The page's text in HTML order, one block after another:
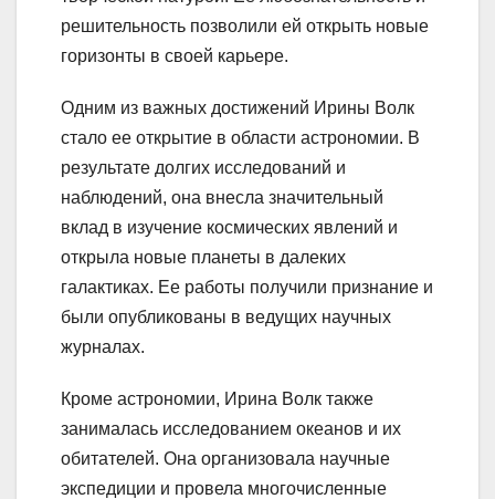
решительность позволили ей открыть новые
горизонты в своей карьере.
Одним из важных достижений Ирины Волк
стало ее открытие в области астрономии. В
результате долгих исследований и
наблюдений, она внесла значительный
вклад в изучение космических явлений и
открыла новые планеты в далеких
галактиках. Ее работы получили признание и
были опубликованы в ведущих научных
журналах.
Кроме астрономии, Ирина Волк также
занималась исследованием океанов и их
обитателей. Она организовала научные
экспедиции и провела многочисленные